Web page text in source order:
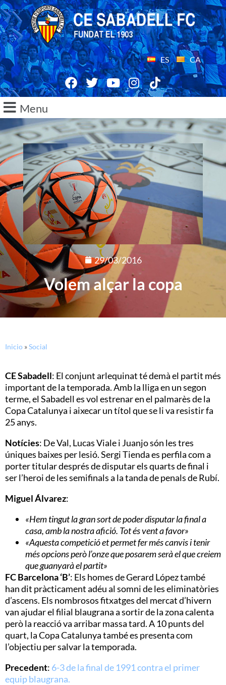
ES CA
Menu
29/03/2016
Volem alçar la copa
Inicio »Social
CE Sabadell: El conjunt arlequinat té demà el partit més
important de la temporada. Amb la lliga en un segon
terme, el Sabadell es vol estrenar en el palmarès de la
Copa Catalunya i aixecar un títol que se li va resistir fa
25 anys.
Notícies: De Val, Lucas Viale i Juanjo són les tres
úniques baixes per lesió. Sergi Tienda es perfila com a
porter titular després de disputar els quarts de final i
ser l’heroi de les semifinals a la tanda de penals de Rubí.
Miguel Álvarez:
«Hem tingut la gran sort de poder disputar la final a
casa, amb la nostra afició. Tot és vent a favor»
«Aquesta competició et permet fer més canvis i tenir
més opcions però l’onze que posarem serà el que creiem
que guanyarà el partit»
FC Barcelona ‘B’: Els homes de Gerard López també
han dit pràcticament adéu al somni de les eliminatòries
d’ascens. Els nombrosos fitxatges del mercat d’hivern
van ajudar el filial blaugrana a sortir de la zona calenta
però la reacció va arribar massa tard. A 10 punts del
quart, la Copa Catalunya també es presenta com
l’objectiu per salvar la temporada.
Precedent: 6-3 de la final de 1991 contra el primer
equip blaugrana.